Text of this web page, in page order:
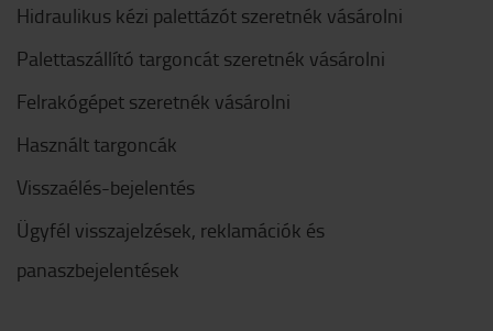
Hidraulikus kézi palettázót szeretnék vásárolni
Palettaszállító targoncát szeretnék vásárolni
Felrakógépet szeretnék vásárolni
Használt targoncák
Visszaélés-bejelentés
Ügyfél visszajelzések, reklamációk és
panaszbejelentések